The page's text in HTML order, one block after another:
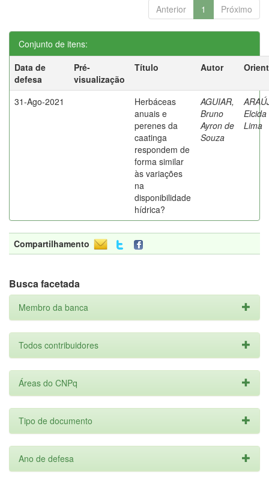
Anterior 1 Próximo
Conjunto de itens:
Data de
defesa
Pré-
visualização
Título Autor
31-Ago-2021
Herbáceas
anuais e
perenes da
caatinga
respondem de
forma similar
às variações
na
disponibilidade
hídrica?
AGUIAR,
Bruno
Ayron de
Souza
Elcida
Lima
Compartilhamento
Busca facetada
Membro da banca
Todos contribuidores
Áreas do CNPq
Tipo de documento
Ano de defesa